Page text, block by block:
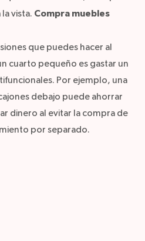
vista. Compra muebles
que puedes hacer al
cuarto pequeño es gastar un
Por ejemplo, una
debajo puede ahorrar
dinero al evitar la compra de
por separado.